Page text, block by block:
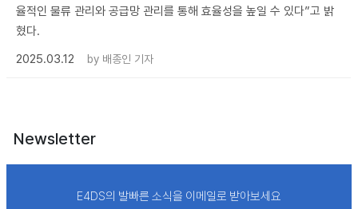
율적인 물류 관리와 공급망 관리를 통해 효율성을 높일 수 있다”고 밝
혔다.
2025.03.12
by 배종인 기자
Newsletter
E4DS의 발빠른 소식을 이메일로 받아보세요